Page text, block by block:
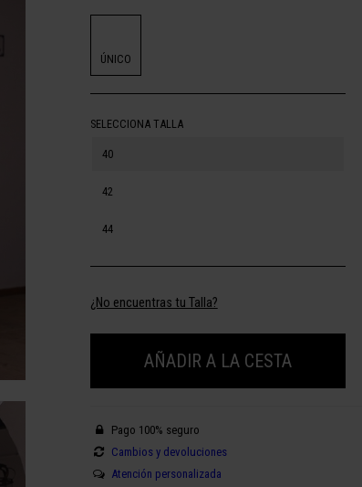
ÚNICO
SELECCIONA TALLA
40
42
44
¿No encuentras tu Talla?
AÑADIR A LA CESTA
Pago 100% seguro
Cambios y devoluciones
Atención personalizada